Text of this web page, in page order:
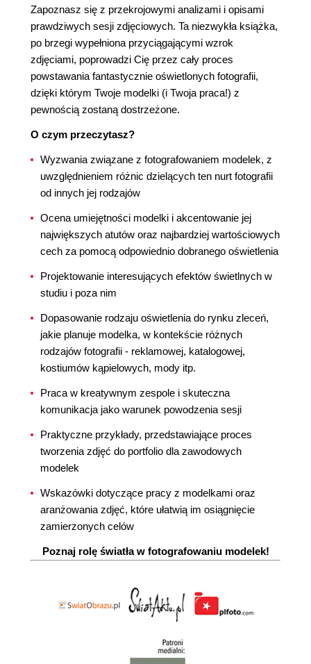
Zapoznasz się z przekrojowymi analizami i opisami
prawdziwych sesji zdjęciowych. Ta niezwykła książka,
po brzegi wypełniona przyciągającymi wzrok
zdjęciami, poprowadzi Cię przez cały proces
powstawania fantastycznie oświetlonych fotografii,
dzięki którym Twoje modelki (i Twoja praca!) z
pewnością zostaną dostrzeżone.
O czym przeczytasz?
Wyzwania związane z fotografowaniem modelek, z
uwzględnieniem różnic dzielących ten nurt fotografii
od innych jej rodzajów
Ocena umiejętności modelki i akcentowanie jej
największych atutów oraz najbardziej wartościowych
cech za pomocą odpowiednio dobranego oświetlenia
Projektowanie interesujących efektów świetlnych w
studiu i poza nim
Dopasowanie rodzaju oświetlenia do rynku zleceń,
jakie planuje modelka, w kontekście różnych
rodzajów fotografii - reklamowej, katalogowej,
kostiumów kąpielowych, mody itp.
Praca w kreatywnym zespole i skuteczna
komunikacja jako warunek powodzenia sesji
Praktyczne przykłady, przedstawiające proces
tworzenia zdjęć do portfolio dla zawodowych
modelek
Wskazówki dotyczące pracy z modelkami oraz
aranżowania zdjęć, które ułatwią im osiągnięcie
zamierzonych celów
Poznaj rolę światła w fotografowaniu modelek!